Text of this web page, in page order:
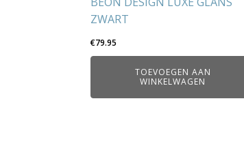
ZWART
€79.95
TOEVOEGEN AAN
WINKELWAGEN